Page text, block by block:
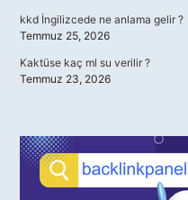
kkd İngilizcede ne anlama gelir ?
Temmuz 25, 2026
Kaktüse kaç ml su verilir ?
Temmuz 23, 2026